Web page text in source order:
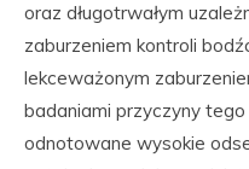
oraz długotrwałym
zaburzeniem kontroli
lekceważonym
badaniami przyczyny
odnotowane wysokie